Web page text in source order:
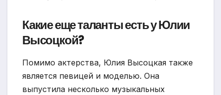
Какие еще таланты есть у Юлии
Высоцкой?
Помимо актерства, Юлия Высоцкая также
является певицей и моделью. Она
выпустила несколько музыкальных